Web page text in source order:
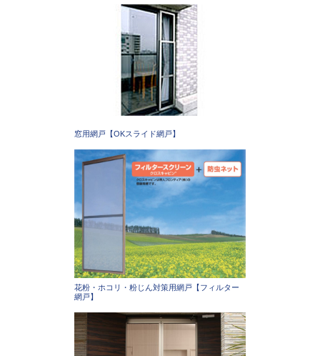
窓用網戸【OKスライド網戸】
花粉・ホコリ・粉じん対策用網戸【フィルター
網戸】